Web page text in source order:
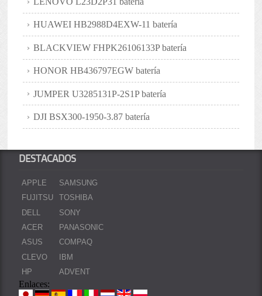
HUAWEI HB2988D4EXW-11 batería
BLACKVIEW FHPK26106133P batería
HONOR HB436797EGW batería
JUMPER U3285131P-2S1P batería
DJI BSX300-1950-3.87 batería
DESTACADOS
APPLE
FUJITSU
DELL
ACER
ASUS
CLEVO
HP
SAMSUNG
TOSHIBA
SONY
PANASONIC
COMPAQ
IBM
ADVENT
Enlaces: